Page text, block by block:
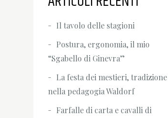
Il tavolo delle stagioni
Postura, ergonomia, il mio
“Sgabello di Ginevra”
La festa dei mestieri, tradizione
nella pedagogia Waldorf
Farfalle di carta e cavalli di